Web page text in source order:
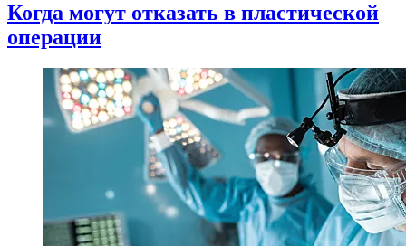
Когда могут отказать в пластической
операции